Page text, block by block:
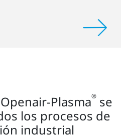
Plasma®se
los procesos de
industrial